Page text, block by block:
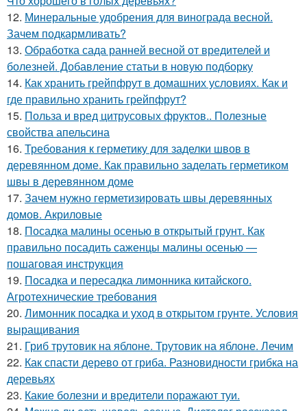
12. Минеральные удобрения для винограда весной.
Зачем подкармливать?
13. Обработка сада ранней весной от вредителей и
болезней. Добавление статьи в новую подборку
14. Как хранить грейпфрут в домашних условиях. Как и
где правильно хранить грейпфрут?
15. Польза и вред цитрусовых фруктов.. Полезные
свойства апельсина
16. Требования к герметику для заделки швов в
деревянном доме. Как правильно заделать герметиком
швы в деревянном доме
17. Зачем нужно герметизировать швы деревянных
домов. Акриловые
18. Посадка малины осенью в открытый грунт. Как
правильно посадить саженцы малины осенью —
пошаговая инструкция
19. Посадка и пересадка лимонника китайского.
Агротехнические требования
20. Лимонник посадка и уход в открытом грунте. Условия
выращивания
21. Гриб трутовик на яблоне. Трутовик на яблоне. Лечим
22. Как спасти дерево от гриба. Разновидности грибка на
деревьях
23. Какие болезни и вредители поражают туи.